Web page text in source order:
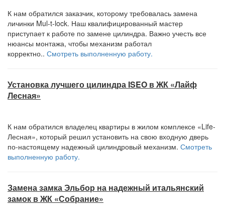
К нам обратился заказчик, которому требовалась замена
личинки Mul-t-lock. Наш квалифицированный мастер
приступает к работе по замене цилиндра. Важно учесть все
нюансы монтажа, чтобы механизм работал
корректно.. Смотреть выполненную работу.
Установка лучшего цилиндра ISEO в ЖК «Лайф
Лесная»
К нам обратился владелец квартиры в жилом комплексе «Life-
Лесная», который решил установить на свою входную дверь
по-настоящему надежный цилиндровый механизм. Смотреть
выполненную работу.
Замена замка Эльбор на надежный итальянский
замок в ЖК «Собрание»